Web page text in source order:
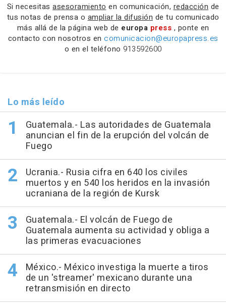
Si necesitas asesoramiento en comunicación, redacción de
tus notas de prensa o ampliar la difusión de tu comunicado
más allá de la página web de europa press , ponte en
contacto con nosotros en comunicacion@europapress.es
o en el teléfono 913592600
Lo más leído
Guatemala.- Las autoridades de Guatemala
anuncian el fin de la erupción del volcán de
Fuego
Ucrania.- Rusia cifra en 640 los civiles
muertos y en 540 los heridos en la invasión
ucraniana de la región de Kursk
Guatemala.- El volcán de Fuego de
Guatemala aumenta su actividad y obliga a
las primeras evacuaciones
México.- México investiga la muerte a tiros
de un 'streamer' mexicano durante una
retransmisión en directo